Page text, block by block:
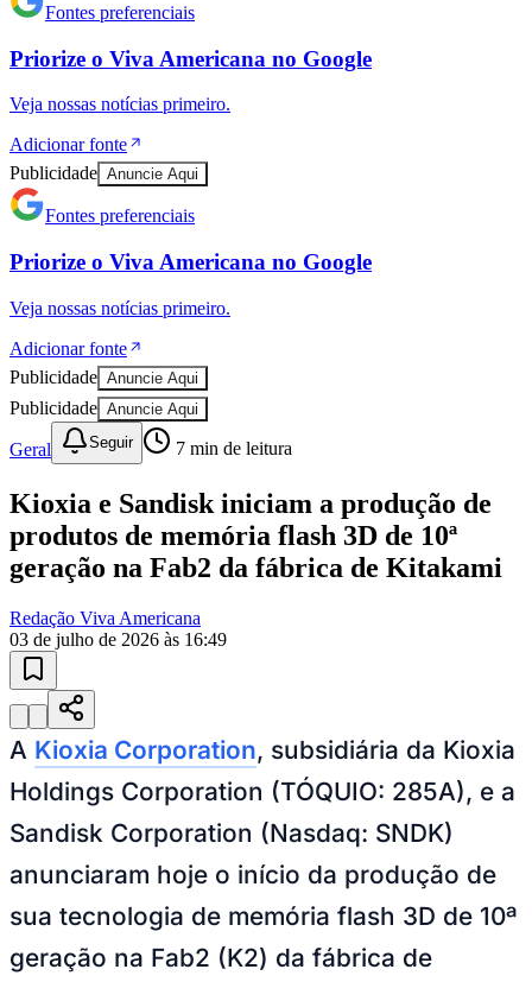
Athletico-PR
Bragantino
Fontes preferenciais
Priorize o Viva Americana no Google
Veja nossas notícias primeiro.
Adicionar fonte
Publicidade Anuncie Aqui
Fontes preferenciais
Priorize o Viva Americana no Google
Veja nossas notícias primeiro.
Adicionar fonte
Publicidade Anuncie Aqui
Publicidade Anuncie Aqui
Geral Seguir 7 min de leitura
Kioxia e Sandisk iniciam a produção de
produtos de memória flash 3D de 10ª
geração na Fab2 da fábrica de Kitakami
Redação Viva Americana
03 de julho de 2026 às 16:49
A Kioxia Corporation, subsidiária da Kioxia
Holdings Corporation (TÓQUIO: 285A), e a
Sandisk Corporation (Nasdaq: SNDK)
anunciaram hoje o início da produção de
sua tecnologia de memória flash 3D de 10ª
geração na Fab2 (K2) da fábrica de